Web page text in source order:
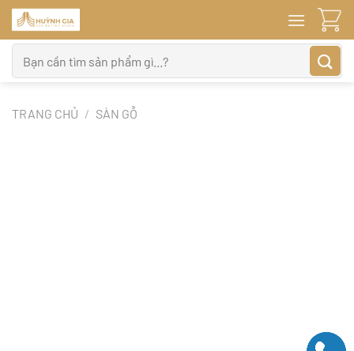
Bỏ
qua
nội
dung
kiếm:
TRANG CHỦ / SÀN GỖ